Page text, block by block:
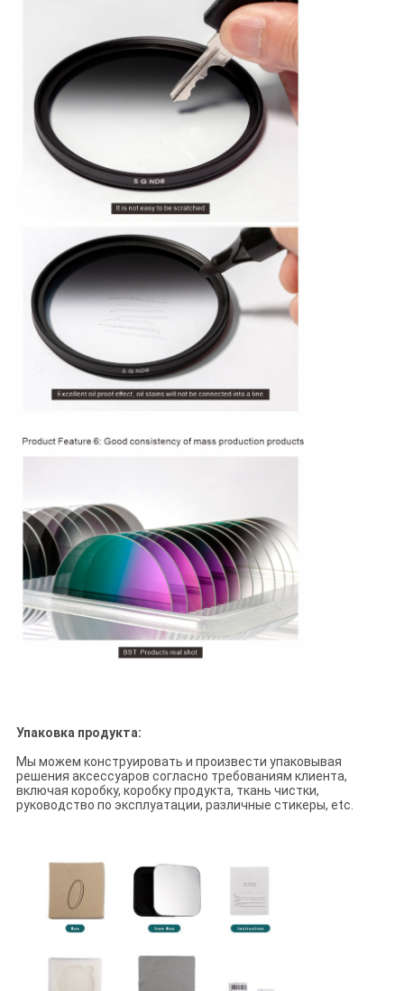
Упаковка продукта:
Мы можем конструировать и произвести упаковывая
решения аксессуаров согласно требованиям клиента,
включая коробку, коробку продукта, ткань чистки,
руководство по эксплуатации, различные стикеры, etc.